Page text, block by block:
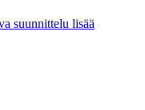
suunnittelu lisää